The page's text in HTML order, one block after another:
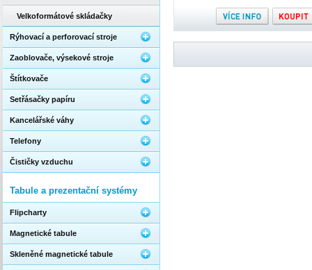
Velkoformátové skládačky
Rýhovací a perforovací stroje
Zaoblovače, výsekové stroje
Štítkovače
Setřásačky papíru
Kancelářské váhy
Telefony
Čističky vzduchu
Tabule a prezentační systémy
Flipcharty
Magnetické tabule
Skleněné magnetické tabule